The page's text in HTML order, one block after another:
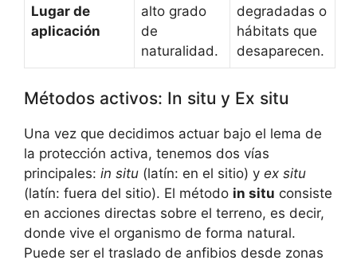
Lugar de
aplicación
alto grado
de
naturalidad.
degradadas o
hábitats que
desaparecen.
Métodos activos: In situ y Ex situ
Una vez que decidimos actuar bajo el lema de
la protección activa, tenemos dos vías
principales: in situ (latín: en el sitio) y ex situ
(latín: fuera del sitio). El método in situ consiste
en acciones directas sobre el terreno, es decir,
donde vive el organismo de forma natural.
Puede ser el traslado de anfibios desde zonas